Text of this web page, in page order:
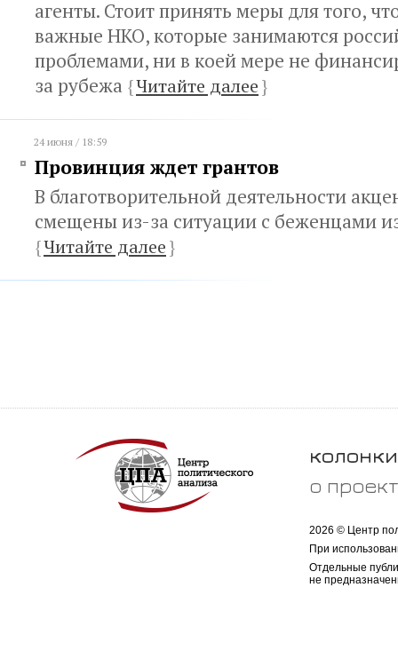
агенты. Стоит принять меры для того,
важные НКО, которые занимаются
проблемами, ни в коей мере не
за рубежа {Читайте далее}
24 июня / 18:59
Провинция ждет грантов
В благотворительной деятельности
смещены из-за ситуации с беженцами
{Читайте далее}
колонки
о
2026 © Центр
При
Отдельные
не